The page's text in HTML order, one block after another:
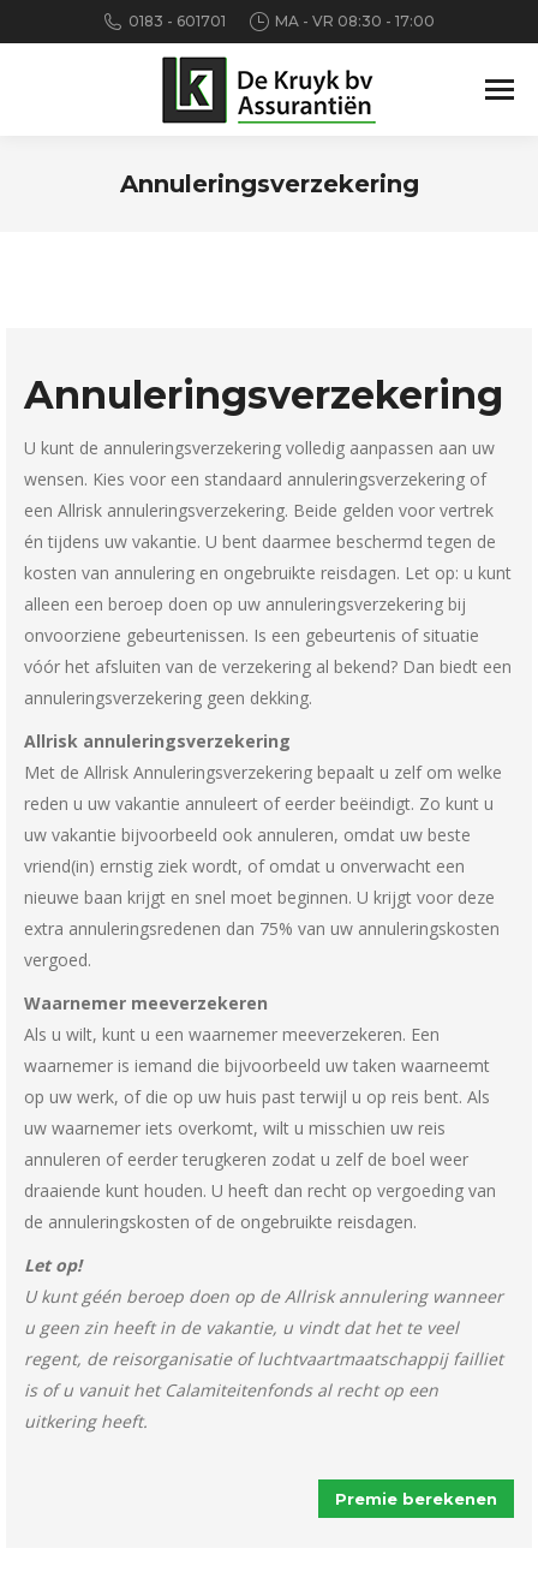
0183 - 601701 MA - VR 08:30 - 17:00
Annuleringsverzekering
Annuleringsverzekering
U kunt de annuleringsverzekering volledig aanpassen aan uw
wensen. Kies voor een standaard annuleringsverzekering of
een Allrisk annuleringsverzekering. Beide gelden voor vertrek
én tijdens uw vakantie. U bent daarmee beschermd tegen de
kosten van annulering en ongebruikte reisdagen. Let op: u kunt
alleen een beroep doen op uw annuleringsverzekering bij
onvoorziene gebeurtenissen. Is een gebeurtenis of situatie
vóór het afsluiten van de verzekering al bekend? Dan biedt een
annuleringsverzekering geen dekking.
Allrisk annuleringsverzekering
Met de Allrisk Annuleringsverzekering bepaalt u zelf om welke
reden u uw vakantie annuleert of eerder beëindigt. Zo kunt u
uw vakantie bijvoorbeeld ook annuleren, omdat uw beste
vriend(in) ernstig ziek wordt, of omdat u onverwacht een
nieuwe baan krijgt en snel moet beginnen. U krijgt voor deze
extra annuleringsredenen dan 75% van uw annuleringskosten
vergoed.
Waarnemer meeverzekeren
Als u wilt, kunt u een waarnemer meeverzekeren. Een
waarnemer is iemand die bijvoorbeeld uw taken waarneemt
op uw werk, of die op uw huis past terwijl u op reis bent. Als
uw waarnemer iets overkomt, wilt u misschien uw reis
annuleren of eerder terugkeren zodat u zelf de boel weer
draaiende kunt houden. U heeft dan recht op vergoeding van
de annuleringskosten of de ongebruikte reisdagen.
Let op!
U kunt géén beroep doen op de Allrisk annulering wanneer
u geen zin heeft in de vakantie, u vindt dat het te veel
regent, de reisorganisatie of luchtvaartmaatschappij failliet
is of u vanuit het Calamiteitenfonds al recht op een
uitkering heeft.
Premie berekenen